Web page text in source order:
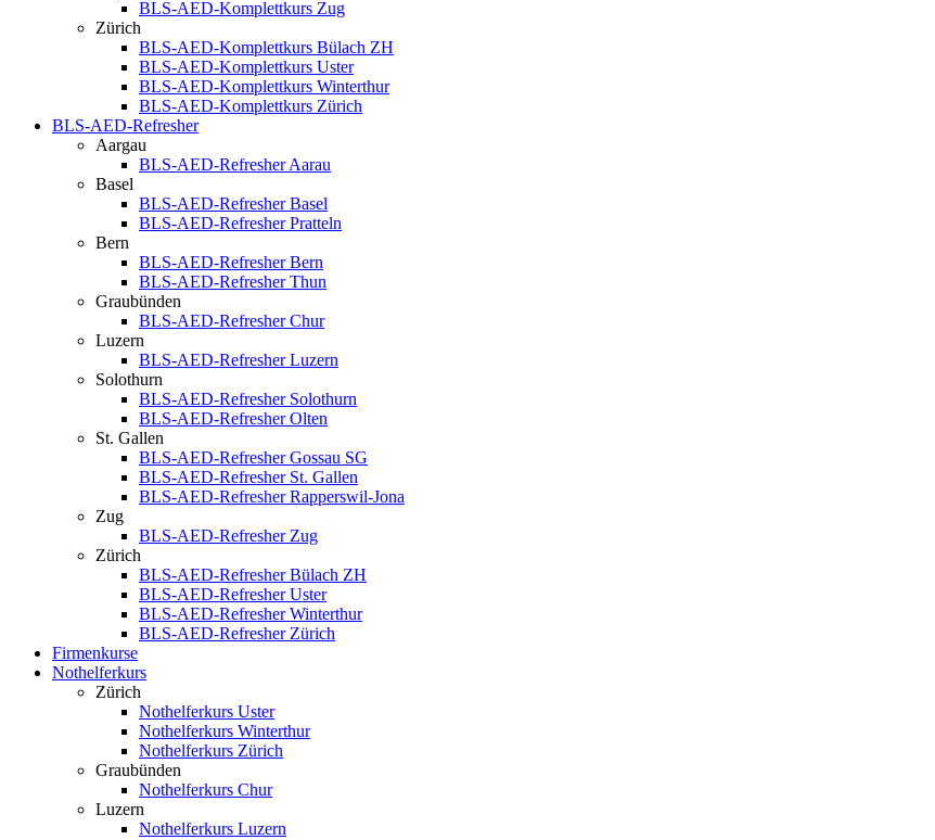
BLS-AED-Komplettkurs Zug
Zürich
BLS-AED-Komplettkurs Bülach ZH
BLS-AED-Komplettkurs Uster
BLS-AED-Komplettkurs Winterthur
BLS-AED-Komplettkurs Zürich
BLS-AED-Refresher
Aargau
BLS-AED-Refresher Aarau
Basel
BLS-AED-Refresher Basel
BLS-AED-Refresher Pratteln
Bern
BLS-AED-Refresher Bern
BLS-AED-Refresher Thun
Graubünden
BLS-AED-Refresher Chur
Luzern
BLS-AED-Refresher Luzern
Solothurn
BLS-AED-Refresher Solothurn
BLS-AED-Refresher Olten
St. Gallen
BLS-AED-Refresher Gossau SG
BLS-AED-Refresher St. Gallen
BLS-AED-Refresher Rapperswil-Jona
Zug
BLS-AED-Refresher Zug
Zürich
BLS-AED-Refresher Bülach ZH
BLS-AED-Refresher Uster
BLS-AED-Refresher Winterthur
BLS-AED-Refresher Zürich
Firmenkurse
Nothelferkurs
Zürich
Nothelferkurs Uster
Nothelferkurs Winterthur
Nothelferkurs Zürich
Graubünden
Nothelferkurs Chur
Luzern
Nothelferkurs Luzern